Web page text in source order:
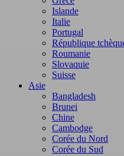
Islande
Italie
Portugal
République
Roumanie
Slovaquie
Suisse
Asie
Bangladesh
Brunei
Chine
Cambodge
Corée du Nord
Corée du Sud